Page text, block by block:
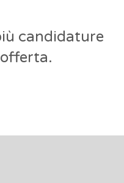
candidature